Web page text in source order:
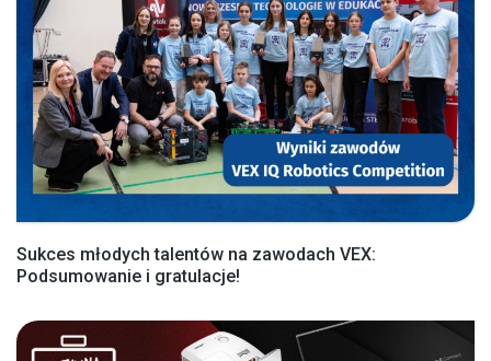
Sukces młodych talentów na zawodach VEX:
Podsumowanie i gratulacje!